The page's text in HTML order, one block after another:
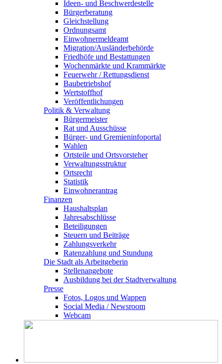
Ideen- und Beschwerdestelle
Bürgerberatung
Gleichstellung
Ordnungsamt
Einwohnermeldeamt
Migration/Ausländerbehörde
Friedhöfe und Bestattungen
Wochenmärkte und Krammärkte
Feuerwehr / Rettungsdienst
Baubetriebshof
Wertstoffhof
Veröffentlichungen
Politik & Verwaltung
Bürgermeister
Rat und Ausschüsse
Bürger- und Gremieninfoportal
Wahlen
Ortsteile und Ortsvorsteher
Verwaltungsstruktur
Ortsrecht
Statistik
Einwohnerantrag
Finanzen
Haushaltsplan
Jahresabschlüsse
Beteiligungen
Steuern und Beiträge
Zahlungsverkehr
Ratenzahlung und Stundung
Die Stadt als Arbeitgeberin
Stellenangebote
Ausbildung bei der Stadtverwaltung
Presse
Fotos, Logos und Wappen
Social Media / Newsroom
Webcam